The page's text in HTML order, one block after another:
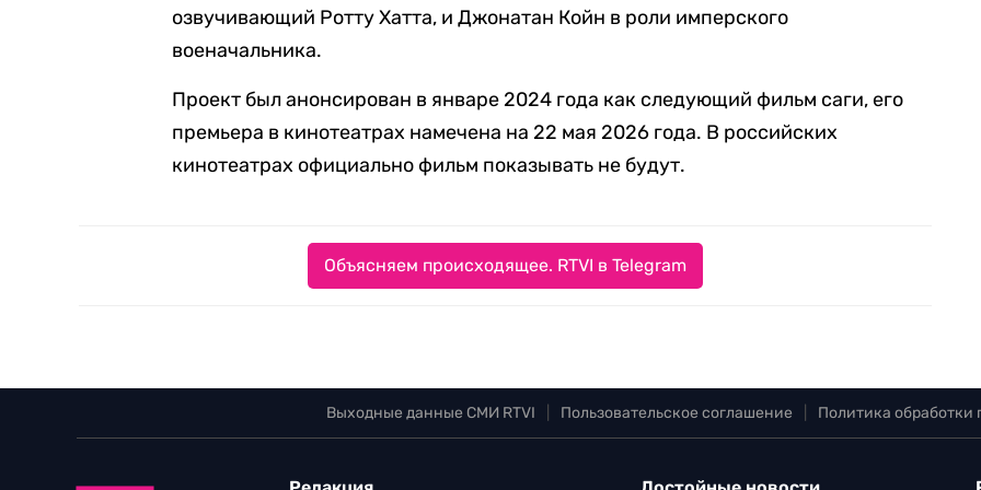
озвучивающий Ротту Хатта, и Джонатан Койн в роли имперского
военачальника.
Проект был анонсирован в январе 2024 года как следующий фильм саги, его
премьера в кинотеатрах намечена на 22 мая 2026 года. В российских
кинотеатрах официально фильм показывать не будут.
Объясняем происходящее. RTVI в Telegram
Выходные данные СМИ RTVI Пользовательское соглашение Политика